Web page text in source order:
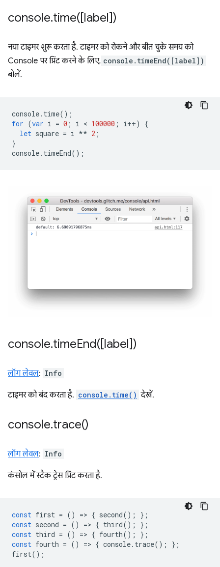
console.time([label])
नया टाइमर शुरू करता है. टाइमर को रोकने और बीत चुके समय को
Console पर प्रिंट करने के लिए, console.timeEnd([label])
बोलें.
console. time();
for (var i = 0 ; i < 100000 ; i++)
{
let square = i ** 2 ;
}
console. timeEnd();
console.timeEnd([label])
लॉग लेवल: Info
टाइमर को बंद करता है. console.time() देखें.
console.trace()
लॉग लेवल: Info
कंसोल में स्टैक ट्रेस प्रिंट करता है.
const first = () => { second();
};
const second = () => { third();
};
const third = () => { fourth();
};
const fourth = () => { console. trace();
};
first();